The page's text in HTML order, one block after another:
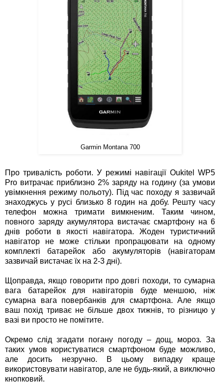
Garmin Montana 700
Про тривалість роботи. У режимі навігації Oukitel WP5
Pro витрачає приблизно 2% заряду на годину (за умови
увімкнення режиму польоту). Під час походу я зазвичай
знаходжусь у русі близько 8 годин на добу. Решту часу
телефон можна тримати вимкненим. Таким чином,
повного заряду акумулятора вистачає смартфону на 6
днів роботи в якості навігатора. Жоден туристичний
навігатор не може стільки пропрацювати на одному
комплекті батарейок або акумуляторів (навігаторам
зазвичай вистачає їх на 2-3 дні).
Щоправда, якщо говорити про довгі походи, то сумарна
вага батарейок для навігаторів буде меншою, ніж
сумарна вага повербанків для смартфона. Але якщо
ваш похід триває не більше двох тижнів, то різницю у
вазі ви просто не помітите.
Окремо слід згадати погану погоду – дощ, мороз. За
таких умов користуватися смартфоном буде можливо,
але досить незручно. В цьому випадку краще
використовувати навігатор, але не будь-який, а виключно
кнопковий.